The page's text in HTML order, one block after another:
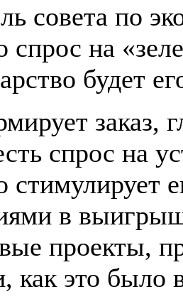
совета по
спрос на
будет
заказ,
спрос на
в
проекты,
как это было